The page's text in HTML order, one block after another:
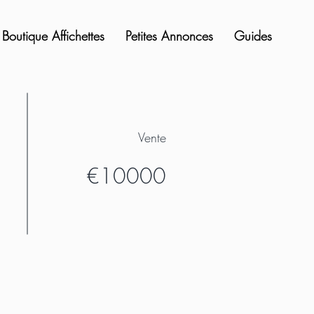
Boutique Affichettes Petites Annonces Guides
Vente
€10000